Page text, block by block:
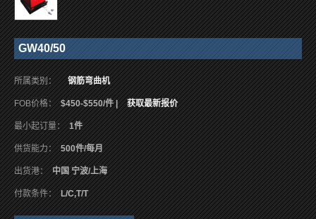
GW40/50
所属类别： 钢筋弯曲机
FOB价格： $450-$550/件 | 获取最新报价
最小起订量： 1件
供货能力： 500件/每月
出货港： 中国 宁波/上海
付款条件： L/C,T/T